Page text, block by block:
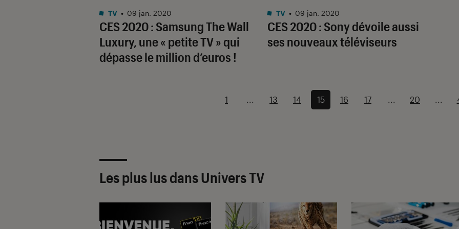
CES 2020 : Samsung The Wall
Luxury, une « petite TV » qui
dépasse le million d’euros !
TV • 09 jan. 2020
CES 2020 : Sony dévoile aussi
ses nouveaux téléviseurs
TV • 09 jan. 2020
1 ... 13 14 15 16 17 ... 20 ...
Les plus lus dans Univers TV